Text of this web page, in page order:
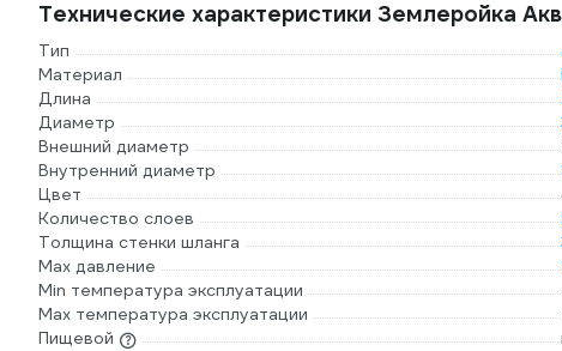
Технические характеристики Землеройка
Тип
Материал
Длина
Диаметр
Внешний диаметр
Внутренний диаметр
Цвет
Количество слоев
Толщина стенки шланга
Max давление
Min температура эксплуатации
Мах температура эксплуатации
Пищевой